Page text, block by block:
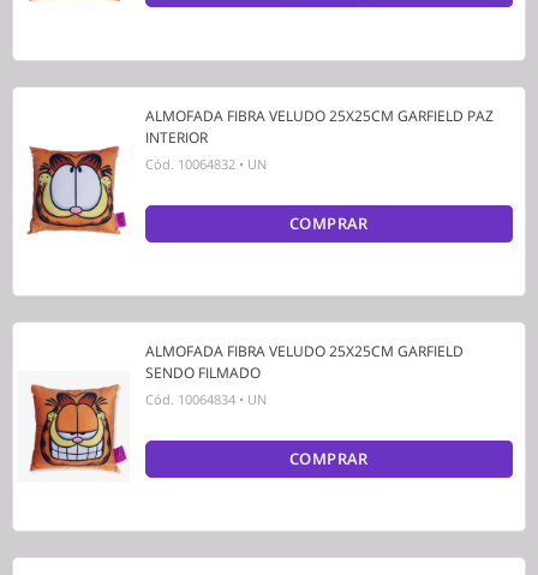
ALMOFADA FIBRA VELUDO 25X25CM GARFIELD PAZ
INTERIOR
Cód. 10064832 • UN
COMPRAR
ALMOFADA FIBRA VELUDO 25X25CM GARFIELD
SENDO FILMADO
Cód. 10064834 • UN
COMPRAR